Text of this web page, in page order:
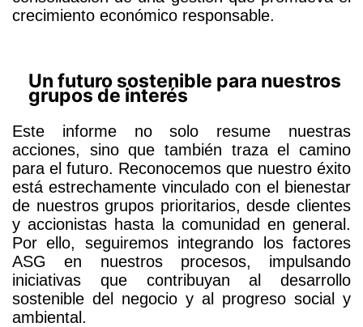
crecimiento económico responsable.
Un futuro sostenible para nuestros
grupos de interés
Este informe no solo resume nuestras
acciones, sino que también traza el camino
para el futuro. Reconocemos que nuestro éxito
está estrechamente vinculado con el bienestar
de nuestros grupos prioritarios, desde clientes
y accionistas hasta la comunidad en general.
Por ello, seguiremos integrando los factores
ASG en nuestros procesos, impulsando
iniciativas que contribuyan al desarrollo
sostenible del negocio y al progreso social y
ambiental.